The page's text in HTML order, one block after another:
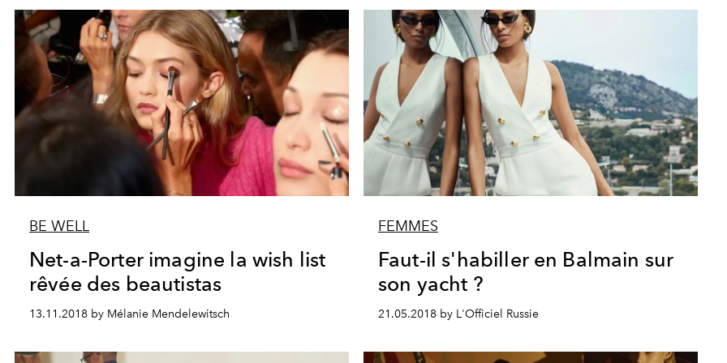
BE WELL
Net-a-Porter imagine la wish list
rêvée des beautistas
13.11.2018 by Mélanie Mendelewitsch
FEMMES
Faut-il s'habiller en Balmain sur
son yacht ?
21.05.2018 by L'Officiel Russie